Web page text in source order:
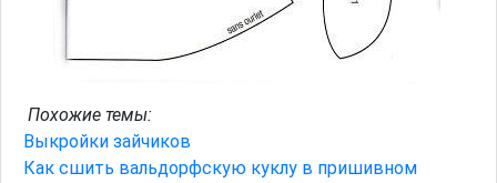
Похожие темы:
Выкройки зайчиков
Как сшить вальдорфскую куклу в пришивном